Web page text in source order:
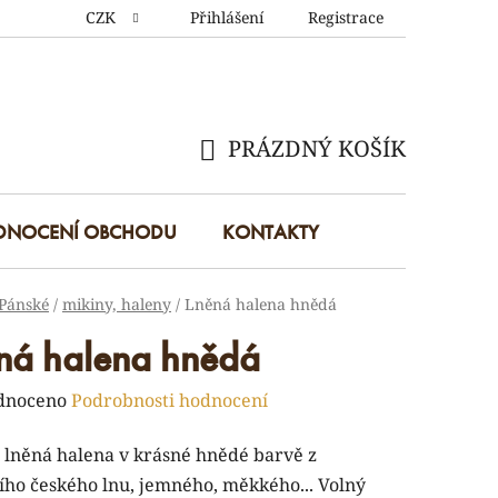
CZK Přihlášení Registrace
KOŠÍK
PRÁZDNÝ KOŠÍK
OBCHODU KONTAKTY
/ mikiny, haleny / Lněná halena hnědá
halena hnědá
Podrobnosti hodnocení
lněná halena v krásné hnědé barvě z
českého lnu, jemného, měkkého... Volný